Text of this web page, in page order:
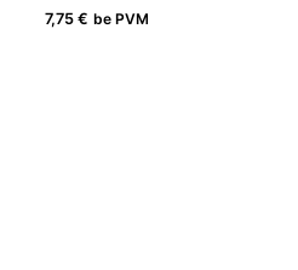
7,75 € be PVM